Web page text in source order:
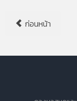
ก่อนหน้า